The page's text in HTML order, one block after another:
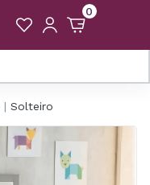
0
Solteiro